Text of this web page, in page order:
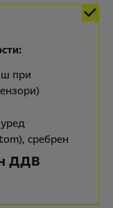
при
сребрен
ДДВ